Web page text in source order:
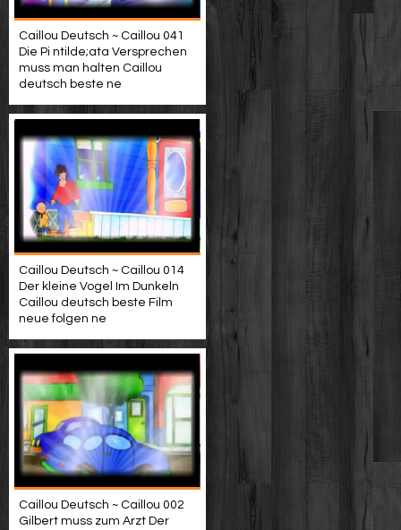
Caillou Deutsch ~ Caillou 041
Die Pi ntilde;ata Versprechen
muss man halten Caillou
deutsch beste ne
Caillou Deutsch ~ Caillou 014
Der kleine Vogel Im Dunkeln
Caillou deutsch beste Film
neue folgen ne
Caillou Deutsch ~ Caillou 002
Gilbert muss zum Arzt Der